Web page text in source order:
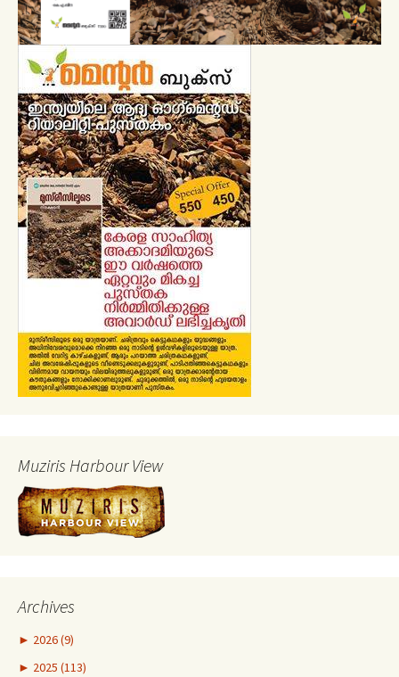
Muziris Harbour View
Archives
► 2026 (9)
► 2025 (113)